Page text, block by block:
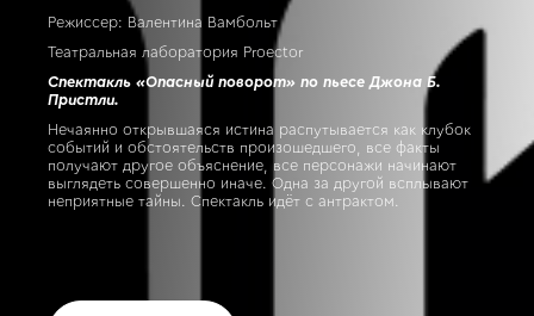
Режиссер: Валентина Вамбольт
Театральная лаборатория Proector
Спектакль «Опасный поворот» по пьесе Джона Б.
Пристли.
Нечаянно открывшаяся истина распутывается как клубок
событий и обстоятельств произошедшего, все факты
получают другое объяснение, все персонажи начинают
выглядеть совершенно иначе. Одна за другой всплывают
неприятные тайны. Спектакль идёт с антрактом.